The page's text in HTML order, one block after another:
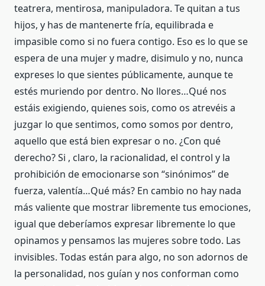
teatrera, mentirosa, manipuladora. Te quitan a tus
hijos, y has de mantenerte fría, equilibrada e
impasible como si no fuera contigo. Eso es lo que se
espera de una mujer y madre, disimulo y no, nunca
expreses lo que sientes públicamente, aunque te
estés muriendo por dentro. No llores…Qué nos
estáis exigiendo, quienes sois, como os atrevéis a
juzgar lo que sentimos, como somos por dentro,
aquello que está bien expresar o no. ¿Con qué
derecho? Si , claro, la racionalidad, el control y la
prohibición de emocionarse son “sinónimos” de
fuerza, valentía…Qué más? En cambio no hay nada
más valiente que mostrar libremente tus emociones,
igual que deberíamos expresar libremente lo que
opinamos y pensamos las mujeres sobre todo. Las
invisibles. Todas están para algo, no son adornos de
la personalidad, nos guían y nos conforman como